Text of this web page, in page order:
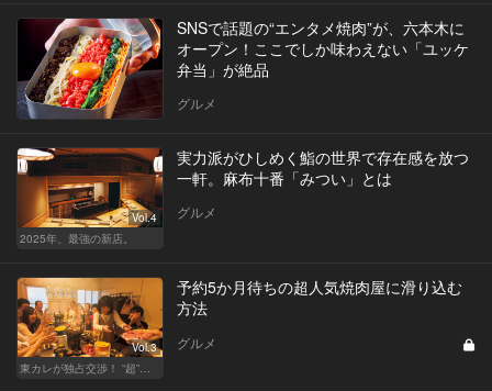
SNSで話題の“エンタメ焼肉”が、六本木に
オープン！ここでしか味わえない「ユッケ
弁当」が絶品
グルメ
Vol.4
2025年、最強の新店。
実力派がひしめく鮨の世界で存在感を放つ
一軒。麻布十番「みつい」とは
グルメ
Vol.3
予約5か月待ちの超人気焼肉屋に滑り込む
方法
グルメ